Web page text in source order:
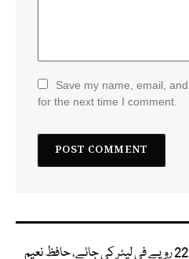
Save my name, email,
for the next time I comment.
پیٹرول کی قیمت 228 روپے فی لیٹر کی جائے، حافظ نعیم